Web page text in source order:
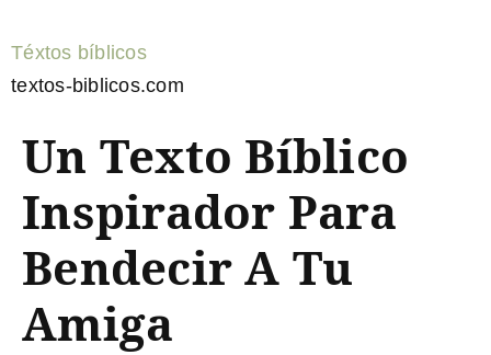
Téxtos bíblicos
textos-biblicos.com
Un Texto Bíblico
Inspirador Para
Bendecir A Tu
Amiga